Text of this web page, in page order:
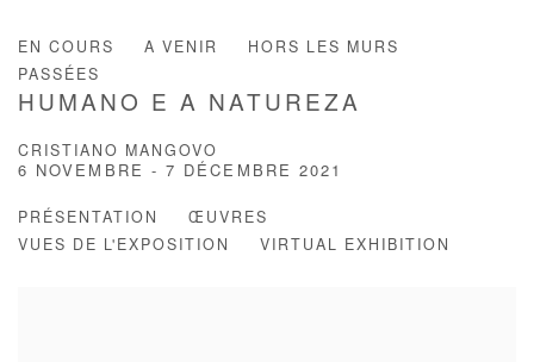
EN COURS A VENIR
HORS LES MURS
PASSÉES
HUMANO E A NATUREZA
CRISTIANO MANGOVO
6 NOVEMBRE - 7 DÉCEMBRE 2021
PRÉSENTATION
ŒUVRES
VUES DE L'EXPOSITION
VIRTUAL EXHIBITION